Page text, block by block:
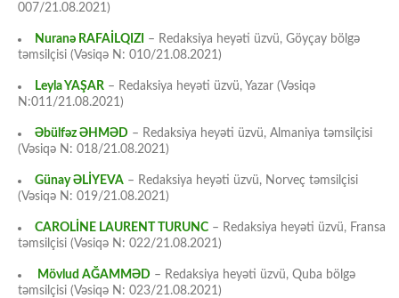
007/21.08.2021)
Nuranə RAFAİLQIZI
– Redaksiya heyəti üzvü, Göyçay bölgə
təmsilçisi (Vəsiqə N: 010/21.08.2021)
Leyla YAŞAR – Redaksiya heyəti üzvü, Yazar (Vəsiqə
N:011/21.08.2021)
Əbülfəz ƏHMƏD – Redaksiya heyəti üzvü, Almaniya təmsilçisi
(Vəsiqə N: 018/21.08.2021)
Günay ƏLİYEVA – Redaksiya heyəti üzvü, Norveç təmsilçisi
(Vəsiqə N: 019/21.08.2021)
CAROLİNE LAURENT TURUNC – Redaksiya heyəti üzvü, Fransa
təmsilçisi (Vəsiqə N: 022/21.08.2021)
Mövlud AĞAMMƏD – Redaksiya heyəti üzvü, Quba bölgə
təmsilçisi (Vəsiqə N: 023/21.08.2021)